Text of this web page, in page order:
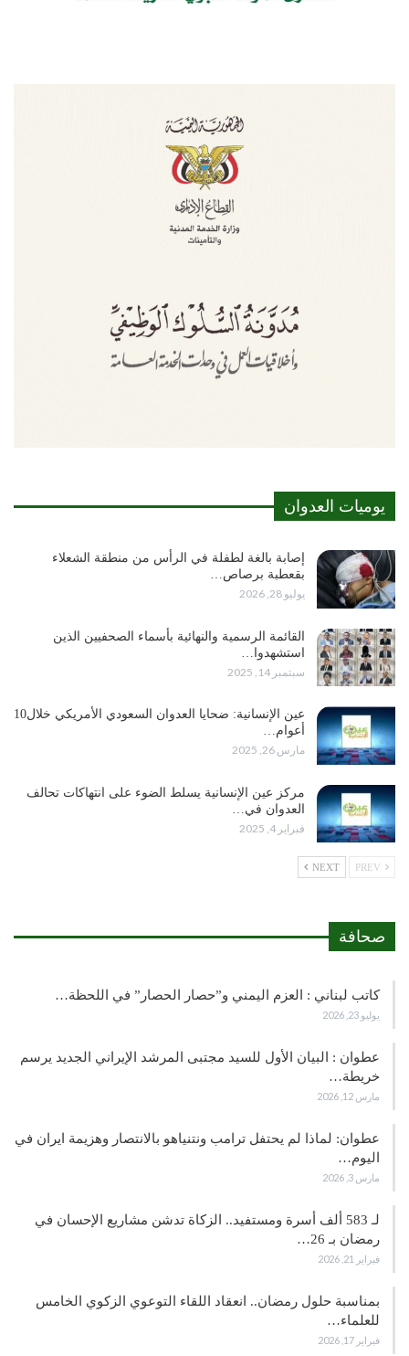
يوميات العدوان
إصابة بالغة لطفلة في الرأس من منطقة الشعلاء
بقعطبة برصاص…
يوليو 28, 2026
القائمة الرسمية والنهائية بأسماء الصحفيين الذين
استشهدوا…
سبتمبر 14, 2025
عين الإنسانية: ضحايا العدوان السعودي الأمريكي خلال10
أعوام…
مارس 26, 2025
مركز عين الإنسانية يسلط الضوء على انتهاكات تحالف
العدوان في…
فبراير 4, 2025
NEXT
صحافة
كاتب لبناني : العزم اليمني و”حصار الحصار” في اللحظة…
يوليو 23, 2026
عطوان : البيان الأول للسيد مجتبى المرشد الإيراني الجديد يرسم
خريطة…
مارس 12, 2026
عطوان: لماذا لم يحتفل ترامب ونتنياهو بالانتصار وهزيمة ايران في
اليوم…
مارس 3, 2026
لـ 583 ألف أسرة ومستفيد.. الزكاة تدشن مشاريع الإحسان في
رمضان بـ 26…
فبراير 21, 2026
بمناسبة حلول رمضان.. انعقاد اللقاء التوعوي الزكوي الخامس
للعلماء…
فبراير 17, 2026